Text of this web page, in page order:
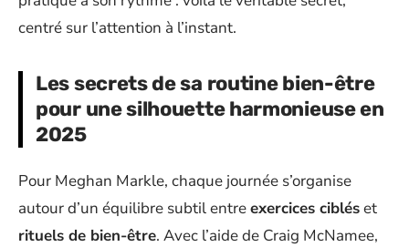
centré sur l’attention à l’instant.
Les secrets de sa routine bien-être
pour une silhouette harmonieuse en
2025
Pour Meghan Markle, chaque journée s’organise
autour d’un équilibre subtil entreexercices cibléset
rituels de bien-être. Avec l’aide de Craig McNamee,